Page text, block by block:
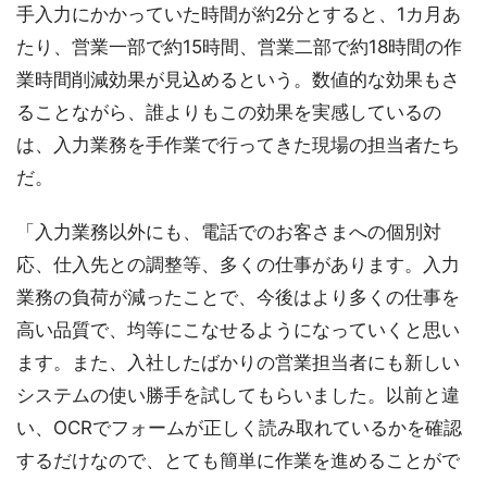
手入力にかかっていた時間が約2分とすると、1カ月あ
たり、営業一部で約15時間、営業二部で約18時間の作
業時間削減効果が見込めるという。数値的な効果もさ
ることながら、誰よりもこの効果を実感しているの
は、入力業務を手作業で行ってきた現場の担当者たち
だ。
「入力業務以外にも、電話でのお客さまへの個別対
応、仕入先との調整等、多くの仕事があります。入力
業務の負荷が減ったことで、今後はより多くの仕事を
高い品質で、均等にこなせるようになっていくと思い
ます。また、入社したばかりの営業担当者にも新しい
システムの使い勝手を試してもらいました。以前と違
い、OCRでフォームが正しく読み取れているかを確認
するだけなので、とても簡単に作業を進めることがで